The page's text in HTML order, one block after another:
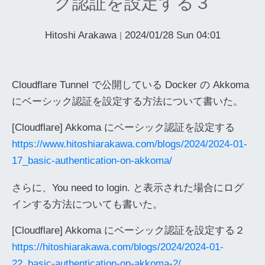
Hitoshi Arakawa 2024/01/28 Sun 04:01
Cloudflare Tunnel で公開している Docker の Akkoma
にベーシック認証を設定する方法について書いた。
[Cloudflare] Akkoma にベーシック認証を設定する
https://www.hitoshiarakawa.com/blogs/2024/2024-01-
17_basic-authentication-on-akkoma/
さらに、You need to login. と表示された場合にログ
インする方法についても書いた。
[Cloudflare] Akkoma にベーシック認証を設定する２
https://hitoshiarakawa.com/blogs/2024/2024-01-